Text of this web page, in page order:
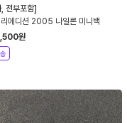
전부포함]
에디션 2005 나일론 미니백
원